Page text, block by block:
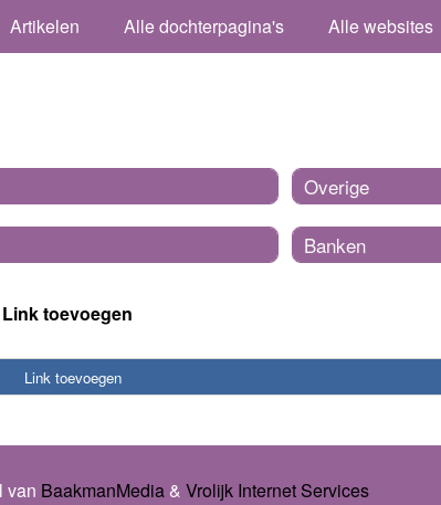
Artikelen Alle dochterpagina's Alle websites
Overige
Banken
Link toevoegen
Link toevoegen
van BaakmanMedia& Vrolijk Internet Services